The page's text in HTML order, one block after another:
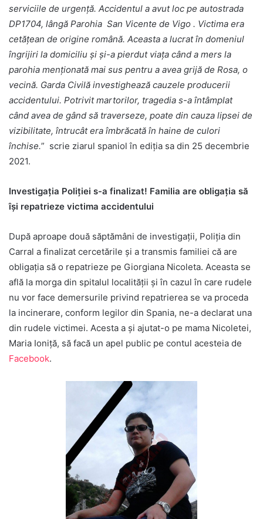
serviciile de urgență. Accidentul a avut loc pe autostrada
DP1704, lângă Parohia San Vicente de Vigo . Victima era
cetățean de origine română. Aceasta a lucrat în domeniul
îngrijiri la domiciliu şi și-a pierdut viața când a mers la
parohia menționată mai sus pentru a avea grijă de Rosa, o
vecină. Garda Civilă investighează cauzele producerii
accidentului. Potrivit martorilor, tragedia s-a întâmplat
când avea de gând să traverseze, poate din cauza lipsei de
vizibilitate, întrucât era îmbrăcată în haine de culori
închise.” scrie ziarul spaniol în ediţia sa din 25 decembrie
2021.
Investigaţia Poliţiei s-a finalizat! Familia are obligaţia să
îşi repatrieze victima accidentului
După aproape două săptămâni de investigaţii, Poliţia din
Carral a finalizat cercetările şi a transmis familiei că are
obligaţia să o repatrieze pe Giorgiana Nicoleta. Aceasta se
află la morga din spitalul localităţii şi în cazul în care rudele
nu vor face demersurile privind repatrierea se va proceda
la incinerare, conform legilor din Spania, ne-a declarat una
din rudele victimei. Acesta a şi ajutat-o pe mama Nicoletei,
Maria Ioniţă, să facă un apel public pe contul acesteia de
Facebook.